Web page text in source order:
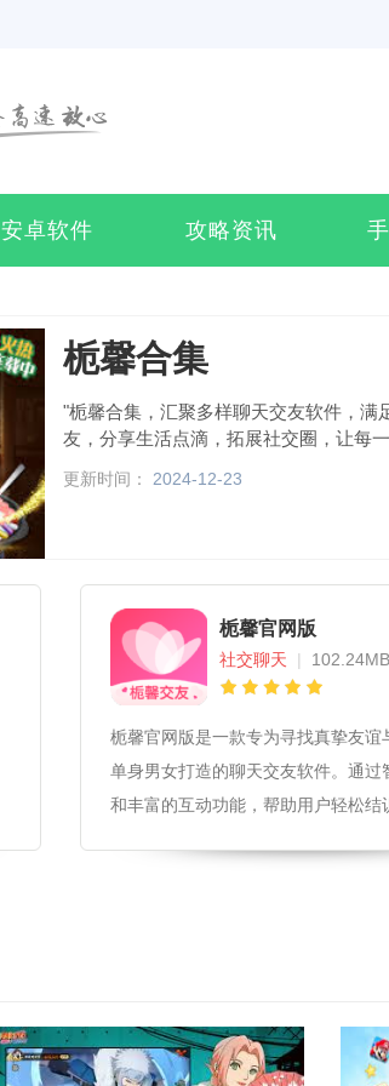
安卓软件 攻略资讯
栀馨合集
"栀馨合集，汇聚多样聊天交友软件，满
友，分享生活点滴，拓展社交圈，让每
更新时间： 2024-12-23
栀馨官网版
社交聊天 |
102.24MB
栀馨官网版是一款专为寻找真挚友谊
单身男女打造的聊天交友软件。通过
和丰富的互动功能，帮助用户轻松结